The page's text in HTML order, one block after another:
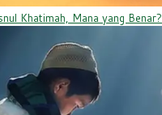
Khatimah, Mana yang Benar?